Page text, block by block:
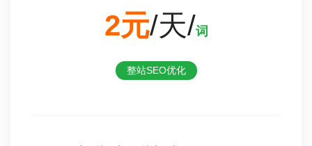
2元/天/词
整站SEO优化